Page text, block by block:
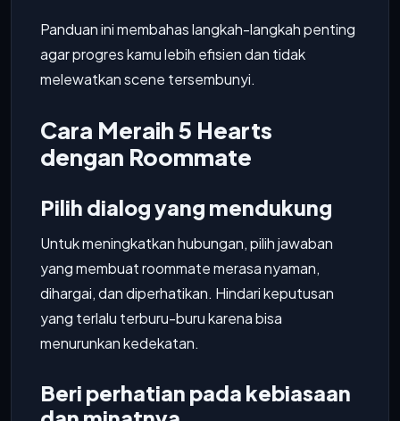
Panduan ini membahas langkah-langkah penting
agar progres kamu lebih efisien dan tidak
melewatkan scene tersembunyi.
Cara Meraih 5 Hearts
dengan Roommate
Pilih dialog yang mendukung
Untuk meningkatkan hubungan, pilih jawaban
yang membuat roommate merasa nyaman,
dihargai, dan diperhatikan. Hindari keputusan
yang terlalu terburu-buru karena bisa
menurunkan kedekatan.
Beri perhatian pada kebiasaan